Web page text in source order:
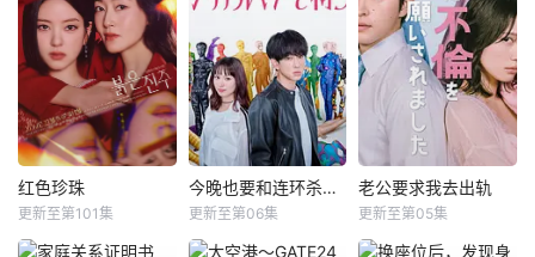
红色珍珠
更新至第101集
今晚也要和连环杀手约会
更新至第06集
老公要求我去出轨
更新至第05集